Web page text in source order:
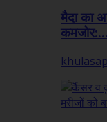
मैदा का
कमजोर:...